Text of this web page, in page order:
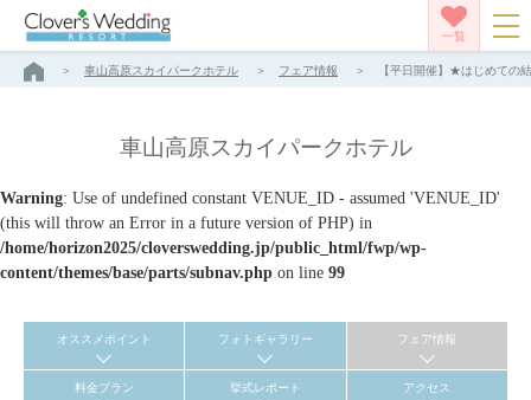
一覧
車山高原スカイパークホテル フェア情報 【平日開催】★はじめての
車山高原スカイパークホテル
Warning: Use of undefined constant VENUE_ID - assumed 'VENUE_ID'
(this will throw an Error in a future version of PHP) in
/home/horizon2025/cloverswedding.jp/public_html/fwp/wp-
content/themes/base/parts/subnav.php on line 99
オススメポイント フォトギャラリー フェア情報
料金プラン 挙式レポート アクセス